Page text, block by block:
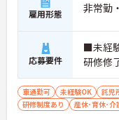
雇用形態 非常勤
応募要件
■未経
研修修
車通勤可 未経験OK 託児
研修制度あり
産休･育休･介